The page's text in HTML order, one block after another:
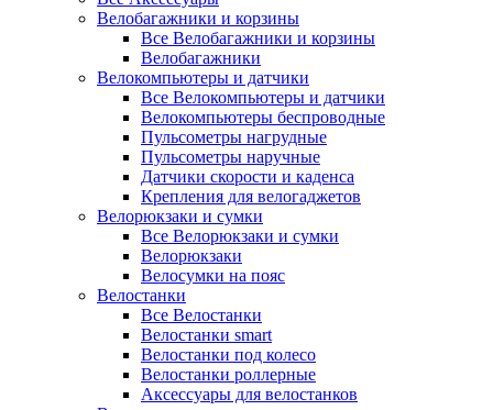
Велобагажники и корзины
Все Велобагажники и корзины
Велобагажники
Велокомпьютеры и датчики
Все Велокомпьютеры и датчики
Велокомпьютеры беспроводные
Пульсометры нагрудные
Пульсометры наручные
Датчики скорости и каденса
Крепления для велогаджетов
Велорюкзаки и сумки
Все Велорюкзаки и сумки
Велорюкзаки
Велосумки на пояс
Велостанки
Все Велостанки
Велостанки smart
Велостанки под колесо
Велостанки роллерные
Аксессуары для велостанков